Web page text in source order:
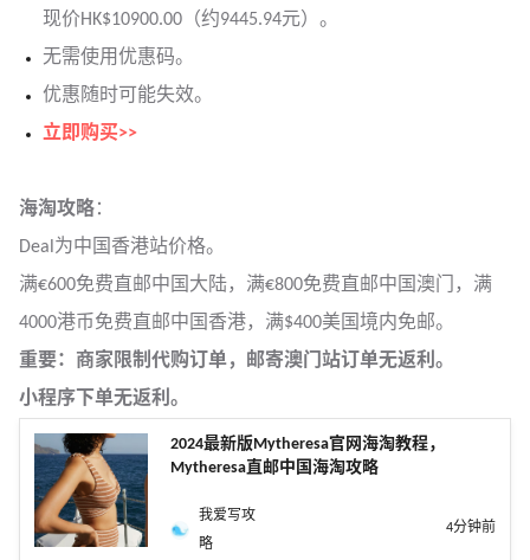
现价HK$10900.00（约9445.94元）。
无需使用优惠码。
优惠随时可能失效。
立即购买>>
海淘攻略：
Deal为中国香港站价格。
满€600免费直邮中国大陆，满€800免费直邮中国澳门，满
4000港币免费直邮中国香港，满$400美国境内免邮。
重要：商家限制代购订单，邮寄澳门站订单无返利。
小程序下单无返利。
2024最新版Mytheresa官网海淘教程，
Mytheresa直邮中国海淘攻略
我爱写攻
略
4分钟前